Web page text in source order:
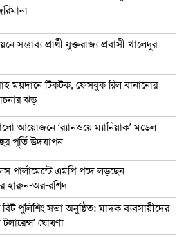
সম্ভাব্য প্রার্থী যুক্তরাজ্য প্রবাসী খালেদুর
ময়দানে টিকটক, ফেসবুক রিল বানানোর
ঝড়
আয়োজনে ‘র‍্যানওয়ে ম্যানিয়াক’ মডেল
পূর্তি উদযাপন
পার্লামেন্টে এমপি পদে লড়ছেন
হারুন-অর-রশিদ
পুলিশিং সভা অনুষ্ঠিত: মাদক ব্যবসায়ীদের
টলারেন্স’ ঘোষণা